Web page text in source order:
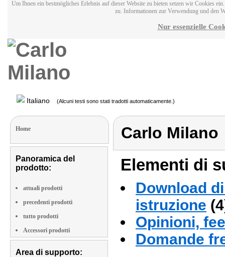
Um Ihnen ein bestmögliches Erlebnis auf dieser Website zu bieten setzen wir Cookies
zu. Informationen zur Verwendung und den
Nur essenzielle
Italiano (Alcuni testi sono stati tradotti automaticamente.)
Home
Panoramica del
prodotto:
attuali prodotti
precedenti prodotti
tutto prodotti
Accessori prodotti
Area di supporto:
Carlo Milano
Elementi di
Download
istruzione
Opinioni,
Domande